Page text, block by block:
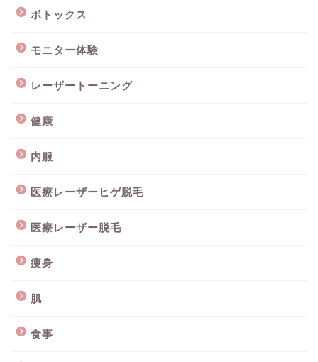
ボトックス
モニター体験
レーザートーニング
健康
内服
医療レーザーヒゲ脱毛
医療レーザー脱毛
痩身
肌
食事